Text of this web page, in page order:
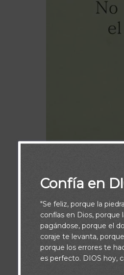
Confía en
"Se feliz, porque la
confías en Dios, porque
pagándose, porque el
coraje te levanta,
porque los errores te
es perfecto. DIOS hoy,